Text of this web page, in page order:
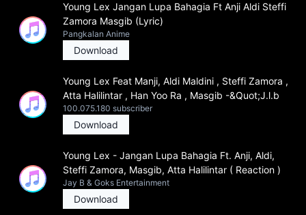
Young Lex Jangan Lupa Bahagia Ft Anji Aldi Steffi
Zamora Masgib (Lyric)
Pangkalan Anime
Download
Young Lex Feat Manji, Aldi Maldini , Steffi Zamora ,
Atta Halilintar , Han Yoo Ra , Masgib -&Quot;J.l.b
100.075.180 subscriber
Download
Young Lex - Jangan Lupa Bahagia Ft. Anji, Aldi,
Steffi Zamora, Masgib, Atta Halilintar ( Reaction )
Jay B & Goks Entertainment
Download